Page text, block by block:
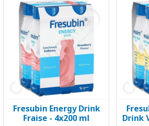
Fresubin Energy Drink
Fraise - 4x200 ml
Drink